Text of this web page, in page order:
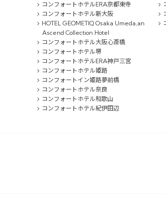
コンフォートホテルERA京都東寺
コンフォートホテル新大阪
HOTEL GEOMETIQ Osaka Umeda,an
Ascend Collection Hotel
コンフォートホテル大阪心斎橋
コンフォートホテル堺
コンフォートホテルERA神戸三宮
コンフォートホテル姫路
コンフォートイン姫路夢前橋
コンフォートホテル奈良
コンフォートホテル和歌山
コンフォートホテル紀伊田辺